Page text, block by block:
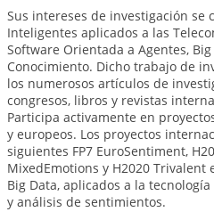
Sus intereses de investigación se
Inteligentes aplicados a las
Software Orientada a Agentes,
Conocimiento. Dicho trabajo de
los numerosos artículos de
congresos, libros y revistas
Participa activamente en
y europeos. Los proyectos
siguientes FP7 EuroSentiment,
MixedEmotions y H2020 Trivalent
Big Data, aplicados a la
y análisis de sentimientos.